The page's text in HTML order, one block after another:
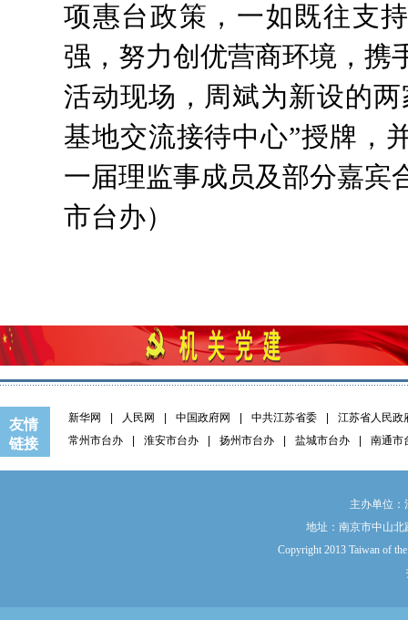
项惠台政策，一如既往支
强，努力创优营商环境，携
活动现场，周斌为新设的两
基地交流接待中心”授牌，
一届理监事成员及部分嘉宾
市台办）
友情
链接
新华网 人民网 中国政府网 中共江苏省委
江苏省人民政
常州市台办
淮安市台办 扬州市台办 盐城市台办 南通市
主办单位
地址：南京市中山北
Copyright 2013 Taiwan of